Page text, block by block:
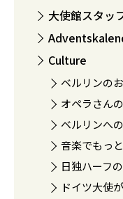
大使館スタッ
Culture
ベルリンの
オペラさん
ベルリンへ
音楽でもっ
日独ハーフ
ドイツ大使